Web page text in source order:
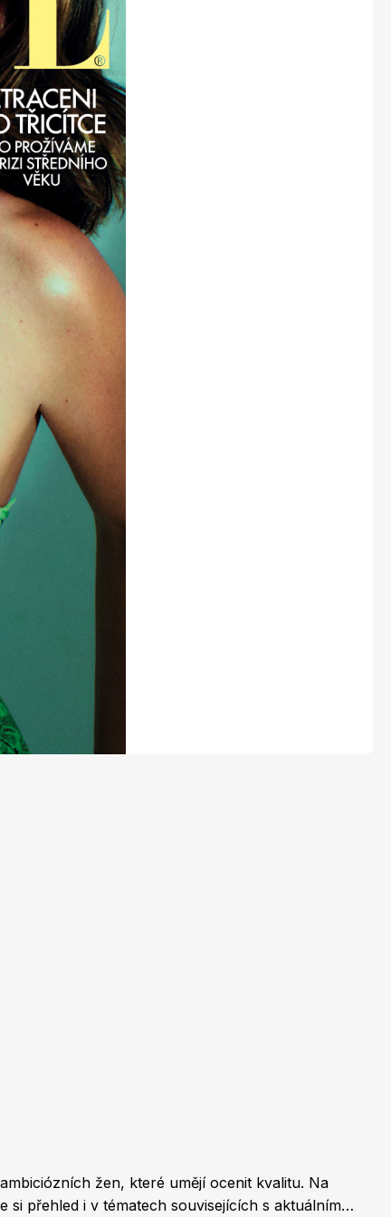
Marianne Bydlení
Venkov & styl
LEGO® časopisy
Burda Best of Plus
žen, které umějí ocenit kvalitu. Na
přehled i v tématech souvisejících s aktuálním